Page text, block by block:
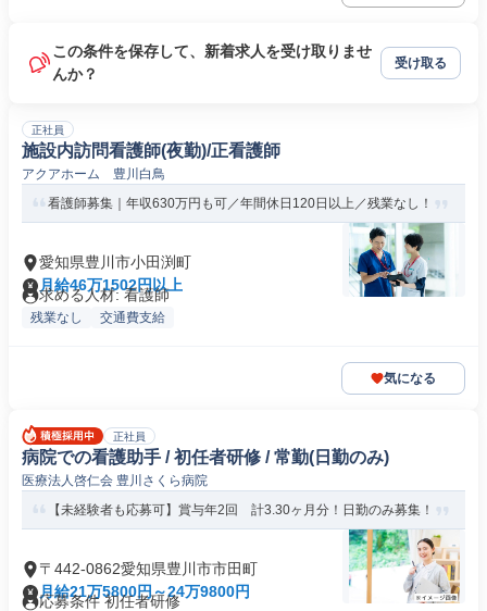
この条件を保存して、新着求人を受け取りませ
んか？
受け取る
正社員
施設内訪問看護師(夜勤)/正看護師
アクアホーム 豊川白鳥
看護師募集｜年収630万円も可／年間休日120日以上／残業なし！
愛知県豊川市小田渕町
月給46万1502円以上
求める人材: 看護師
残業なし 交通費支給
気になる
正社員
病院での看護助手 / 初任者研修 / 常勤(日勤のみ)
医療法人啓仁会 豊川さくら病院
【未経験者も応募可】賞与年2回 計3.30ヶ月分！日勤のみ募集！
〒442-0862愛知県豊川市市田町
月給21万5800円～24万9800円
応募条件 初任者研修